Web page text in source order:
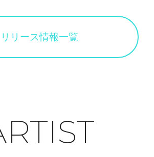
リリース情報一覧